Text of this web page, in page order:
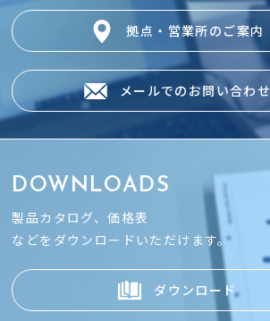
拠点・営業所のご案内
メールでのお問い合わせ
DOWNLOADS
製品カタログ、価格表
などをダウンロードいただけます。
ダウンロード